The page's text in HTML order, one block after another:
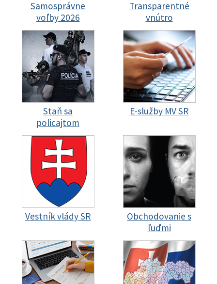
Samosprávne
voľby 2026
Transparentné
vnútro
Staň sa
policajtom
E-služby MV SR
Vestník vlády SR
Obchodovanie s
ľuďmi